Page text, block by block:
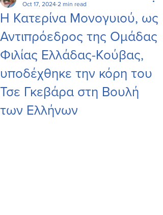
Η Κατερίνα Μονογυιού, ως
Αντιπρόεδρος της Ομάδας
Φιλίας Ελλάδας-Κούβας,
υποδέχθηκε την κόρη του
Τσε Γκεβάρα στη Βουλή
των Ελλήνων
Oct 17, 2024 2 min read